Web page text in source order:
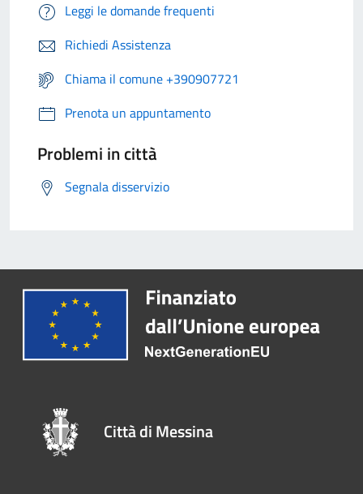
Leggi le domande frequenti
Richiedi Assistenza
Chiama il comune +390907721
Prenota un appuntamento
Problemi in città
Segnala disservizio
Città di Messina